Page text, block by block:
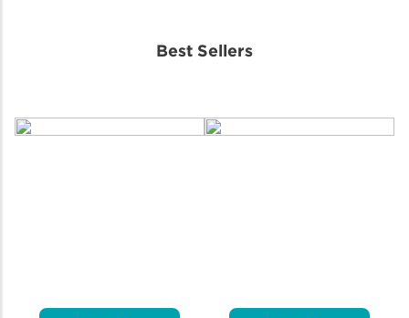
Best Sellers